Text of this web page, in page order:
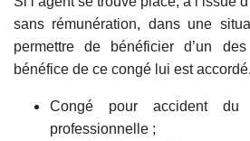
sans rémunération, dans une
permettre de bénéficier d’un
bénéfice de ce congé lui est accordé.
Congé pour accident du
professionnelle ;